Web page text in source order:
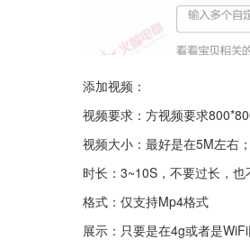
添加视频：
视频要求：方视频要求
视频大小：最好是在5M左右；
时长：3~10S，不要过长，也
格式：仅支持Mp4格式
展示：只要是在4g或者是